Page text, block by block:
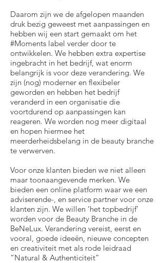
Daarom zijn we de afgelopen maanden
druk bezig geweest met aanpassingen en
hebben wij een start gemaakt om het
#Moments label verder door te
ontwikkelen. We hebben extra expertise
ingebracht in het bedrijf, wat enorm
belangrijk is voor deze verandering. We
zijn (nog) moderner en flexibeler
geworden en hebben het bedrijf
veranderd in een organisatie die
voortdurend op aanpassingen kan
reageren. We worden nog meer digitaal
en hopen hiermee het
meerderheidsbelang in de beauty branche
te verwerven.
Voor onze klanten bieden we niet alleen
maar toonaangevende merken. We
bieden een online platform waar we een
adviserende-, en service partner voor onze
klanten zijn. We willen ‘het topbedrijf’
worden voor de Beauty Branche in de
BeNeLux. Verandering vereist, eerst en
vooral, goede ideeën, nieuwe concepten
en creativiteit met als rode leidraad
“Natural & Authenticiteit”